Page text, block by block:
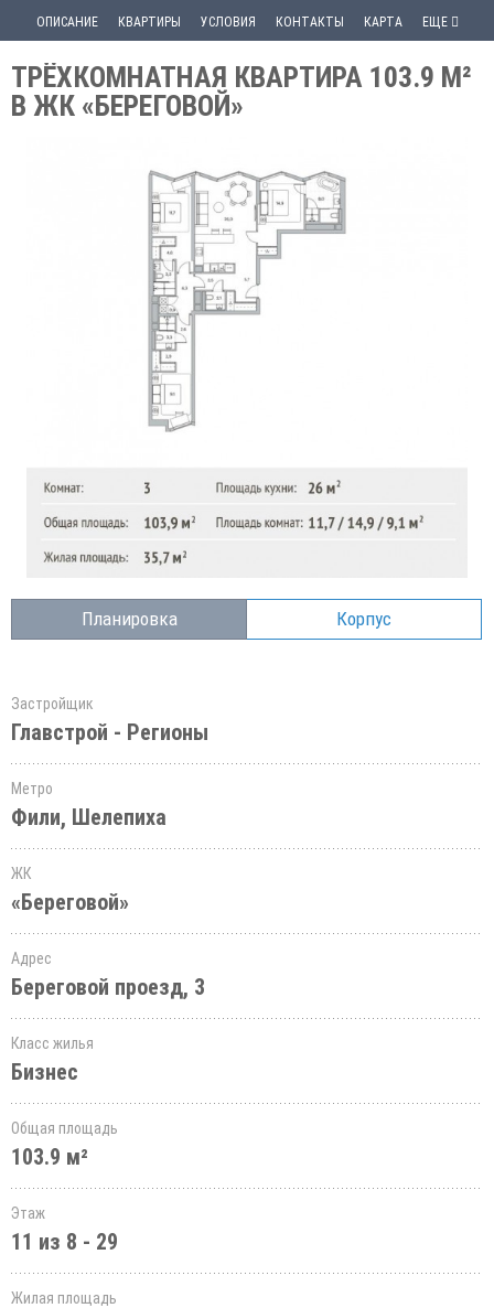
ОПИСАНИЕ КВАРТИРЫ УСЛОВИЯ КОНТАКТЫ КАРТА ЕЩЕ
ТРЁХКОМНАТНАЯ КВАРТИРА 103.9 М²
В ЖК «БЕРЕГОВОЙ»
Планировка Корпус
Застройщик
Главстрой - Регионы
Метро
Фили, Шелепиха
ЖК
«Береговой»
Адрес
Береговой проезд, 3
Класс жилья
Бизнес
Общая площадь
103.9 м²
Этаж
11 из 8 - 29
Жилая площадь